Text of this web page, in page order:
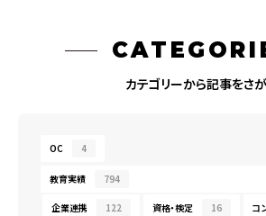
カテゴリーから記事をさ
OC 4
教育実績 794
企業連携 122 資格・検定 16 コ